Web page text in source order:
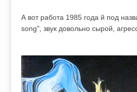
А вот работа 1985 года й под
song", звук довольно сырой,